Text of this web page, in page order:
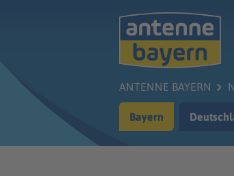
ANTENNE BAYERN
Bayern